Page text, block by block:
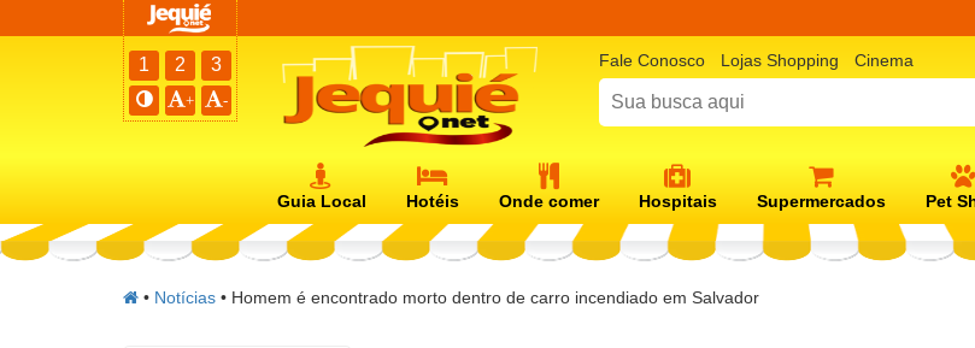
1 2 3
+ -
Fale Conosco Lojas Shopping Cinema
Guia Local Hotéis Onde comer Hospitais Supermercados Pet
• Notícias • Homem é encontrado morto dentro de carro incendiado em Salvador